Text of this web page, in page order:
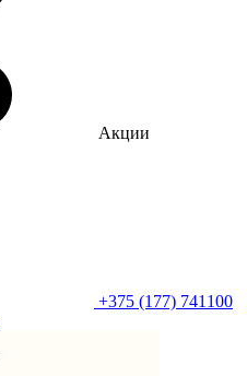
Акции
+375 (177) 741100